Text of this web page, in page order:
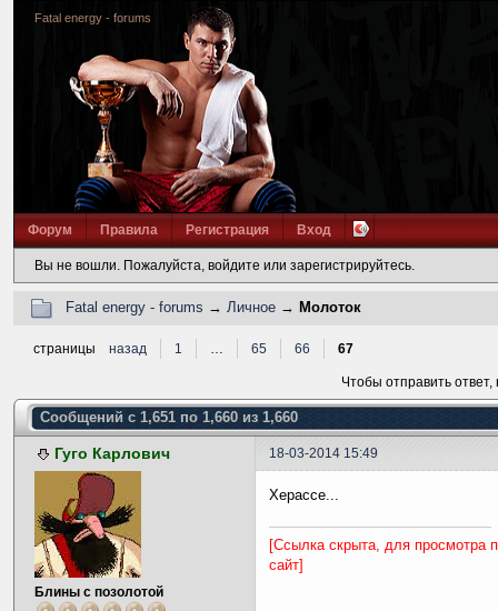
Fatal energy - forums
Форум Правила Регистрация Вход
Вы не вошли. Пожалуйста, войдите или зарегистрируйтесь.
Fatal energy - forums → Личное → Молоток
страницы назад 1 … 65 66 67
Чтобы отправить
Сообщений с 1,651 по 1,660 из 1,660
Гуго Карлович 18-03-2014 15:49
Блины с позолотой
Херассе...
[Ссылка скрыта, для просмотра
сайт]